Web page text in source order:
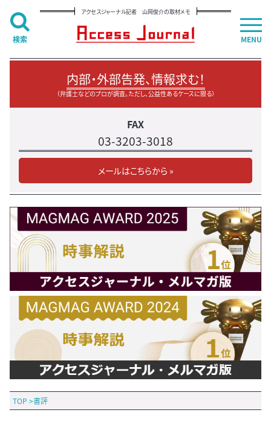
アクセスジャーナル記者 山岡俊介の取材メモ
内部・外部告発、情報求む！
（弁護士などのプロが調査。ただし、公益性あるケースに限る）
FAX
03-3203-3018
メールはこちらから »
TOP >書評
MENU
検索